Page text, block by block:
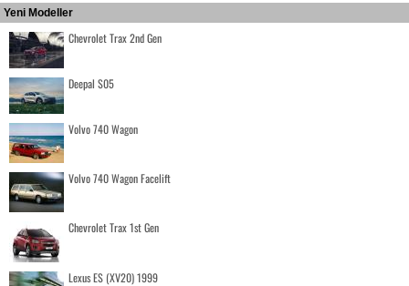
Yeni Modeller
Chevrolet Trax 2nd Gen
Deepal S05
Volvo 740 Wagon
Volvo 740 Wagon Facelift
Chevrolet Trax 1st Gen
Lexus ES (XV20) 1999